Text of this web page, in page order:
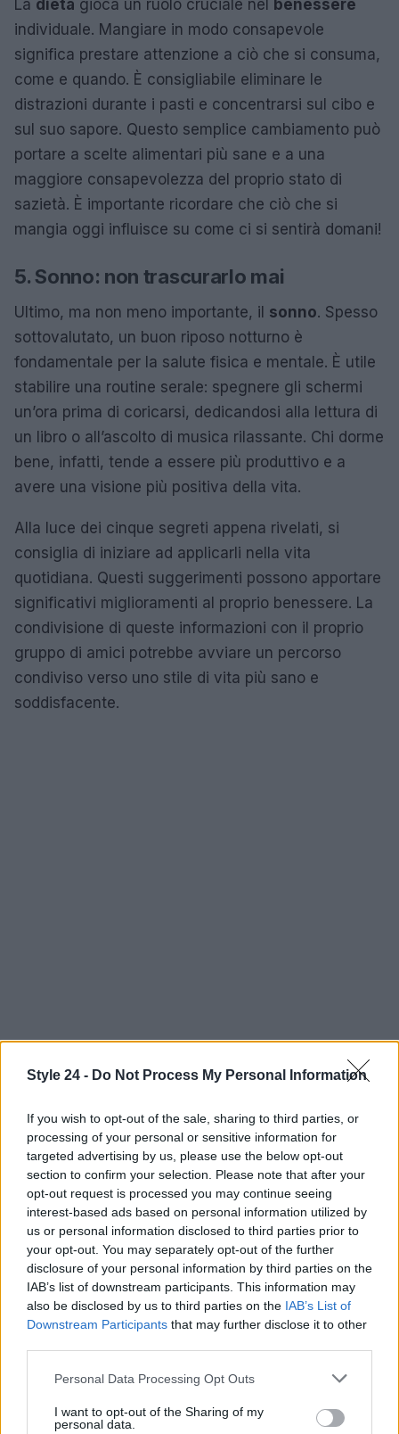
Style 24 - Do Not Process My Personal Information
If you wish to opt-out of the sale, sharing to third parties, or
processing of your personal or sensitive information for
targeted advertising by us, please use the below opt-out
section to confirm your selection. Please note that after your
opt-out request is processed you may continue seeing
interest-based ads based on personal information utilized by
us or personal information disclosed to third parties prior to
your opt-out. You may separately opt-out of the further
disclosure of your personal information by third parties on the
IAB’s list of downstream participants. This information may
also be disclosed by us to third parties on the IAB’s List of
Downstream Participants that may further disclose it to other
Please note that this website/app uses one or more Google
not limited to your visit or usage behaviour. You may click to
grant or deny consent to Google and its third-party tags to
Personal Data Processing Opt Outs
I want to opt-out of the Sharing of my
personal data.
La dieta gioca un ruolo cruciale nel
benessere
individuale. Mangiare in modo consapevole
significa prestare attenzione a ciò che si consuma,
come e quando. È consigliabile eliminare le
distrazioni durante i pasti e concentrarsi sul cibo e
sul suo sapore. Questo semplice cambiamento può
portare a scelte alimentari più sane e a una
maggiore consapevolezza del proprio stato di
sazietà. È importante ricordare che ciò che si
mangia oggi influisce su come ci si sentirà domani!
5. Sonno: non trascurarlo mai
Ultimo, ma non meno importante, il sonno. Spesso
sottovalutato, un buon riposo notturno è
fondamentale per la salute fisica e mentale. È utile
stabilire una routine serale: spegnere gli schermi
un’ora prima di coricarsi, dedicandosi alla lettura di
un libro o all’ascolto di musica rilassante. Chi dorme
bene, infatti, tende a essere più produttivo e a
avere una visione più positiva della vita.
Alla luce dei cinque segreti appena rivelati, si
consiglia di iniziare ad applicarli nella vita
quotidiana. Questi suggerimenti possono apportare
significativi miglioramenti al proprio benessere. La
condivisione di queste informazioni con il proprio
gruppo di amici potrebbe avviare un percorso
condiviso verso uno stile di vita più sano e
soddisfacente.
AUTORE